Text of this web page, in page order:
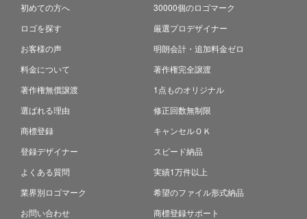
初めての方へ
ロゴを探す
お客様の声
料金について
著作権無償譲渡
選ばれる理由
商標登録
登録デザイナー
よくある質問
業界別ロゴマーク
お問い合わせ
30000個のロゴマーク
厳選プロデザイナー
明朗会計・追加料金ゼロ
著作権完全譲渡
1点ものオリジナル
修正回数無制限
キャンセルＯＫ
スピード納品
実績1万件以上
希望のファイル形式納品
商標登録サポート